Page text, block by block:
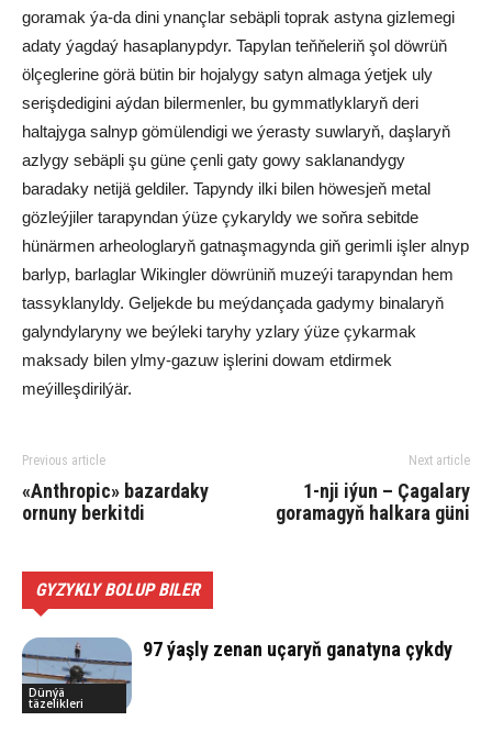
goramak ýa-da dini ynançlar sebäpli toprak astyna gizlemegi
adaty ýagdaý hasaplanypdyr. Tapylan teňňeleriň şol döwrüň
ölçeglerine görä bütin bir hojalygy satyn almaga ýetjek uly
serişdedigini aýdan bilermenler, bu gymmatlyklaryň deri
haltajyga salnyp gömülendigi we ýerasty suwlaryň, daşlaryň
azlygy sebäpli şu güne çenli gaty gowy saklanandygy
baradaky netijä geldiler. Tapyndy ilki bilen höwesjeň metal
gözleýjiler tarapyndan ýüze çykaryldy we soňra sebitde
hünärmen arheologlaryň gatnaşmagynda giň gerimli işler alnyp
barlyp, barlaglar Wikingler döwrüniň muzeýi tarapyndan hem
tassyklanyldy. Geljekde bu meýdançada gadymy binalaryň
galyndylaryny we beýleki taryhy yzlary ýüze çykarmak
maksady bilen ylmy-gazuw işlerini dowam etdirmek
meýilleşdirilýär.
Previous article
«Anthropic» bazardaky
ornuny berkitdi
Next article
1-nji iýun – Çagalary
goramagyň halkara güni
GYZYKLY BOLUP BILER
Dünýä
täzelikleri
97 ýaşly zenan uçaryň ganatyna çykdy